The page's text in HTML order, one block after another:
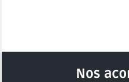
Nos